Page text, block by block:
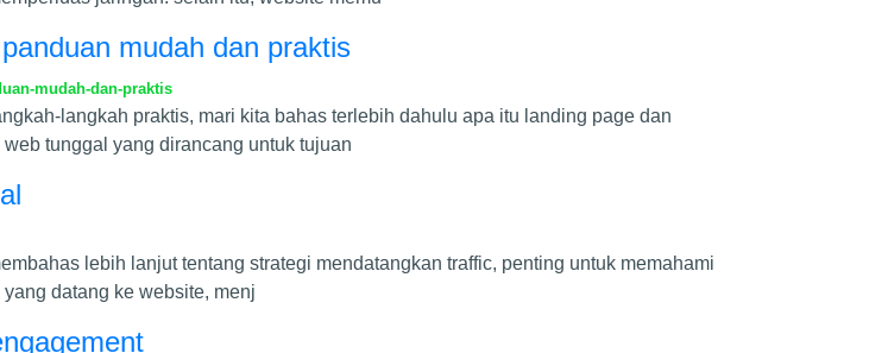
mudah dan praktis
mudah-dan-praktis
langkah praktis, mari kita bahas terlebih dahulu apa itu landing page dan
tunggal yang dirancang untuk tujuan
lebih lanjut tentang strategi mendatangkan traffic, penting untuk memahami
datang ke website, menj